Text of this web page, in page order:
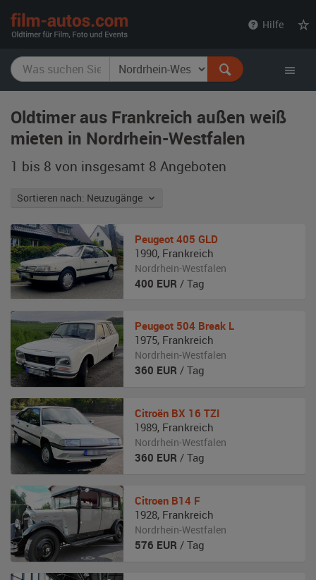
Hilfe
Oldtimer aus Frankreich außen weiß
mieten in Nordrhein-Westfalen
1 bis 8 von insgesamt 8 Angeboten
Sortieren nach: Neuzugänge
Peugeot 405 GLD
1990, Frankreich
Nordrhein-Westfalen
400 EUR / Tag
Peugeot 504 Break L
1975, Frankreich
Nordrhein-Westfalen
360 EUR / Tag
Citroën BX 16 TZI
1989, Frankreich
Nordrhein-Westfalen
360 EUR / Tag
Citroen B14 F
1928, Frankreich
Nordrhein-Westfalen
576 EUR / Tag